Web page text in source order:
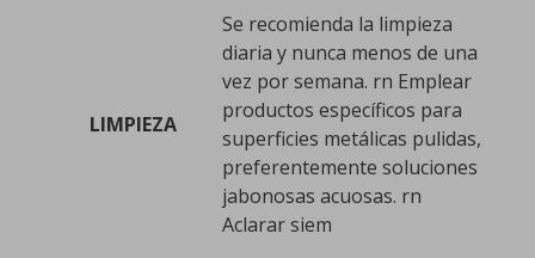
LIMPIEZA
Se recomienda la limpieza
diaria y nunca menos de una
vez por semana. rn Emplear
productos específicos para
superficies metálicas pulidas,
preferentemente soluciones
jabonosas acuosas. rn
Aclarar siem